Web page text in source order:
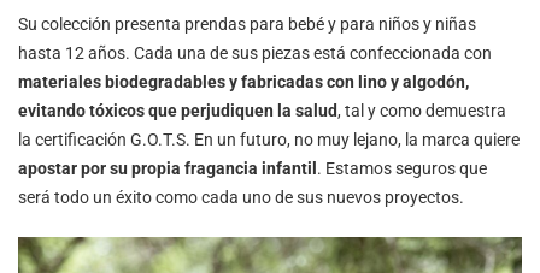
Su colección presenta prendas para bebé y para niños y niñas
hasta 12 años. Cada una de sus piezas está confeccionada con
materiales biodegradables y fabricadas con lino y algodón,
evitando tóxicos que perjudiquen la salud, tal y como demuestra
la certificación G.O.T.S. En un futuro, no muy lejano, la marca quiere
apostar por su propia fragancia infantil . Estamos seguros que
será todo un éxito como cada uno de sus nuevos proyectos.